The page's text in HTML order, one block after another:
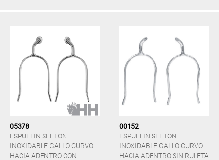
05378
ESPUELIN SEFTON
INOXIDABLE GALLO CURVO
HACIA ADENTRO CON
00152
ESPUELIN SEFTON
INOXIDABLE GALLO CURVO
HACIA ADENTRO SIN RULETA